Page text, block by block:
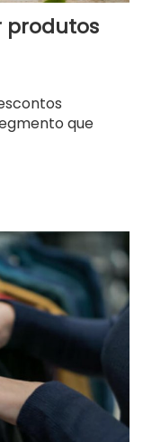
produtos
que